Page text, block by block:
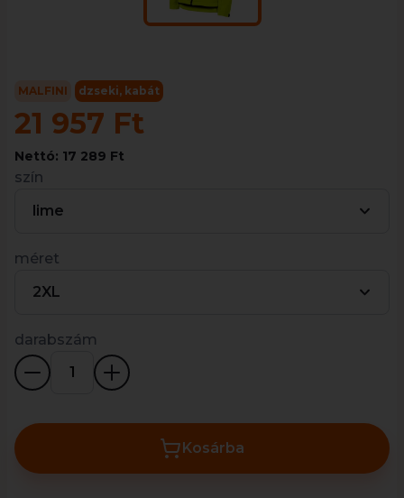
MALFINI dzseki, kabát
21 957 Ft
Nettó: 17 289 Ft
szín
lime
méret
2XL
darabszám
Kosárba